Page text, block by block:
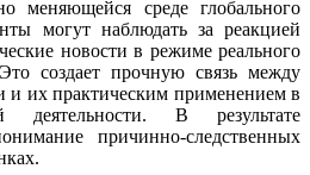
меняющейся среде глобального
могут наблюдать за реакцией
новости в режиме реального
создает прочную связь между
и их практическим применением в
деятельности. В результате
причинно-следственных